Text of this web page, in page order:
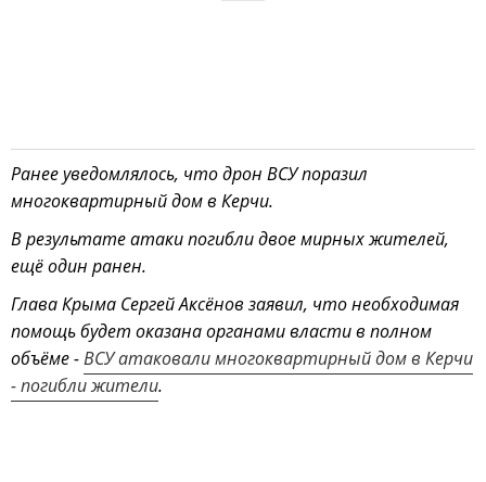
Ранее уведомлялось, что дрон ВСУ поразил
многоквартирный дом в Керчи.
В результате атаки погибли двое мирных жителей,
ещё один ранен.
Глава Крыма Сергей Аксёнов заявил, что необходимая
помощь будет оказана органами власти в полном
объёме -ВСУ атаковали многоквартирный дом в Керчи
- погибли жители.